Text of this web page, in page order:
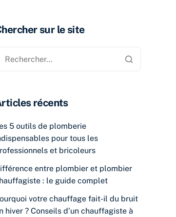
sur le site
récents
5 outils de plomberie
pour tous les
et bricoleurs
entre plombier et plombier
: le guide complet
votre chauffage fait-il du bruit
hiver ? Conseils d’un chauffagiste à